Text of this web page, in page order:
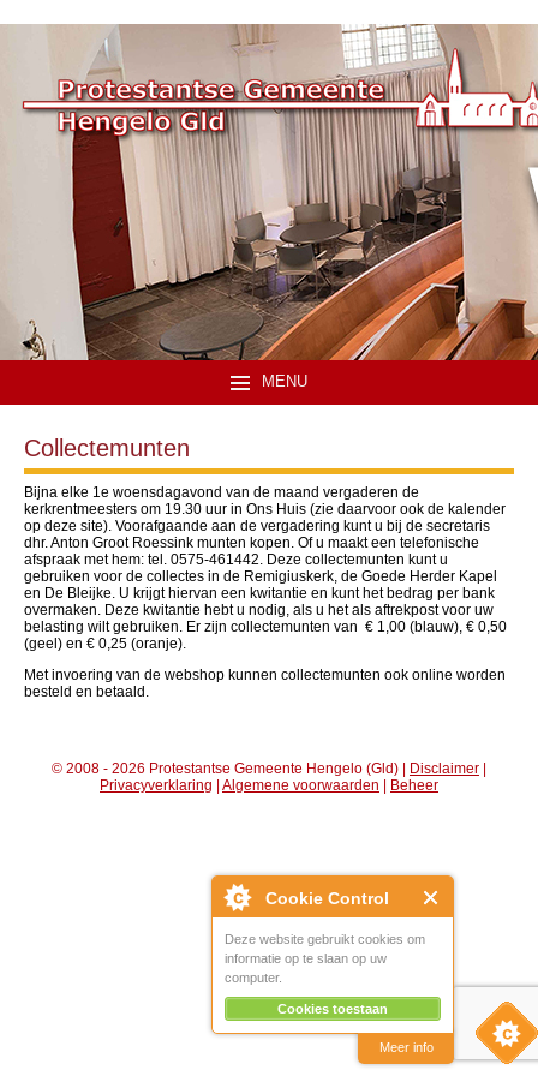
Cookie Control
Deze website gebruikt cookies om
informatie op te slaan op uw
computer.
Cookies toestaan
Meer info
MENU
Collectemunten
Bijna elke 1e woensdagavond van de maand vergaderen de
kerkrentmeesters om 19.30 uur in Ons Huis (zie daarvoor ook de kalender
op deze site). Voorafgaande aan de vergadering kunt u bij de secretaris
dhr. Anton Groot Roessink munten kopen. Of u maakt een telefonische
afspraak met hem: tel. 0575-461442. Deze collectemunten kunt u
gebruiken voor de collectes in de Remigiuskerk, de Goede Herder Kapel
en De Bleijke. U krijgt hiervan een kwitantie en kunt het bedrag per bank
overmaken. Deze kwitantie hebt u nodig, als u het als aftrekpost voor uw
belasting wilt gebruiken. Er zijn collectemunten van € 1,00 (blauw), € 0,50
(geel) en € 0,25 (oranje).
Met invoering van de webshop kunnen collectemunten ook online worden
besteld en betaald.
© 2008 - 2026 Protestantse Gemeente Hengelo (Gld) | Disclaimer |
Privacyverklaring | Algemene voorwaarden | Beheer